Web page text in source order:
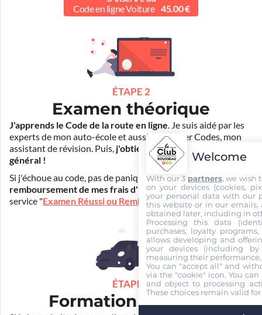
Code en ligne Voiture 45.00 €
ÉTAPE 2
Examen théorique
J'apprends le Code de la route en ligne. Je suis aidé par les
experts de mon auto-école et aussi par Mister Codes, mon
assistant de révision. Puis, j'obtiens l'examen théorique
général !
Si j'échoue au code, pas de panique ! Je peux bénéficier du
remboursement de mes frais d'inscription(30€) grâce au
service "Examen Réussi ou Remboursé".
ÉTAPE 3
Formation pratique
Welcome
With our 3 partners, we wish
on your devices (cookies,
your personal data with our
this website or in our emails,
obtained later, including in
Processing this data
purchases, loyalty
allows developing and
your devices (including
measuring their
You can "accept all" and
via the "cookie" icon. You
and object to processing
These choices remain valid